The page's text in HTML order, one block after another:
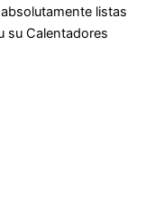
listas
su Calentadores